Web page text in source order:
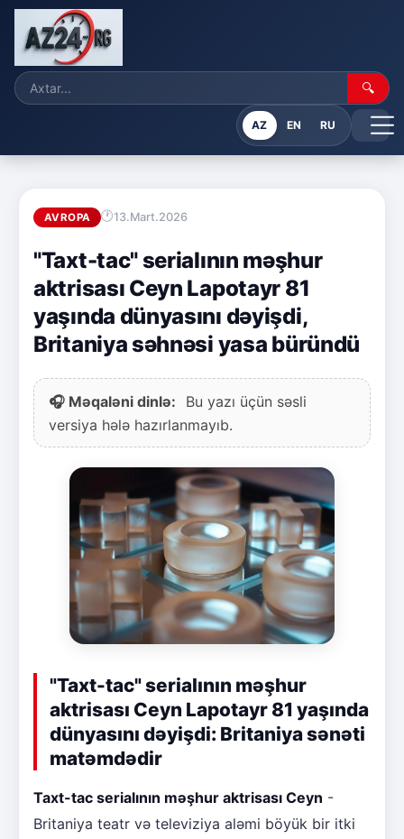
🔍
AZ EN RU
AVROPA 13.Mart.2026
"Taxt-tac" serialının məşhur
aktrisası Ceyn Lapotayr 81
yaşında dünyasını dəyişdi,
Britaniya səhnəsi yasa büründü
🎧 Məqaləni dinlə:
Bu yazı üçün səsli
versiya hələ hazırlanmayıb.
"Taxt-tac" serialının məşhur
aktrisası Ceyn Lapotayr 81 yaşında
dünyasını dəyişdi: Britaniya sənəti
matəmdədir
Taxt-tac serialının məşhur aktrisası Ceyn -
Britaniya teatr və televiziya aləmi böyük bir itki